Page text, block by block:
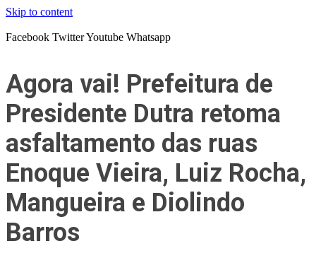
Skip to content
Facebook TwitterYoutube Whatsapp
Agora vai! Prefeitura de
Presidente Dutra retoma
asfaltamento das ruas
Enoque Vieira, Luiz Rocha,
Mangueira e Diolindo
Barros